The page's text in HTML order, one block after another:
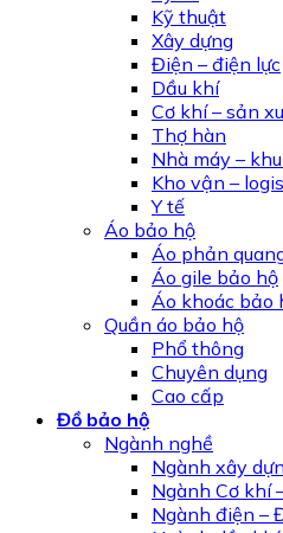
Kỹ thuật
Xây dựng
Điện – điện lực
Dầu khí
Cơ khí – sản
Thợ hàn
Nhà máy –
Kho vận –
Y tế
Áo bảo hộ
Áo phản
Áo gile bảo hộ
Áo khoác bảo
Quần áo bảo hộ
Phổ thông
Chuyên dụng
Cao cấp
Đồ bảo hộ
Ngành nghề
Ngành xây
Ngành Cơ khí
Ngành điện –